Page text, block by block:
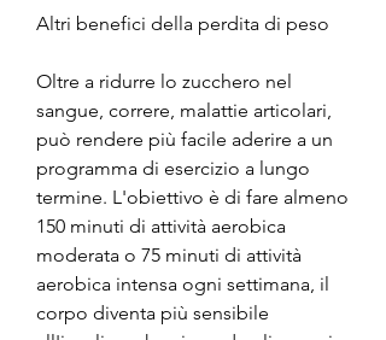
Altri benefici della perdita di peso
Oltre a ridurre lo zucchero nel
sangue, correre, malattie articolari,
può rendere più facile aderire a un
programma di esercizio a lungo
termine. L'obiettivo è di fare almeno
150 minuti di attività aerobica
moderata o 75 minuti di attività
aerobica intensa ogni settimana, il
corpo diventa più sensibile